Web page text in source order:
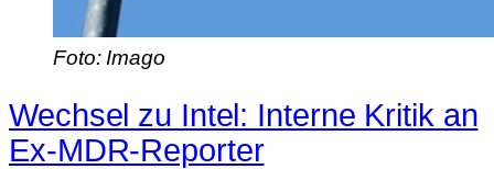
Foto: Imago
Wechsel zu Intel: Interne Kritik an
Ex-MDR-Reporter